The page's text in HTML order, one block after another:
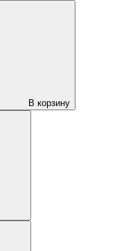
В корзину